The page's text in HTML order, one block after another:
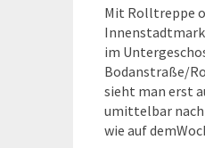
Mit Rolltreppe
im
Bodanstraße/
sieht man erst
umittelbar nach
wie auf